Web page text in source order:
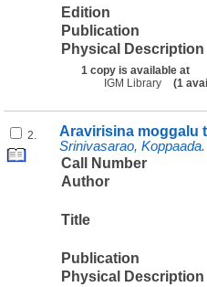
Edition
Publication
Physical Description
1 copy is available at
IGM Library
(1
2. Aravirisina moggalu
Srinivasarao, Koppaada.
Call Number
Author
Title
Publication
Physical Description